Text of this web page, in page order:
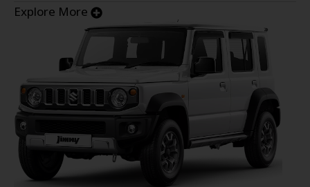
Explore More